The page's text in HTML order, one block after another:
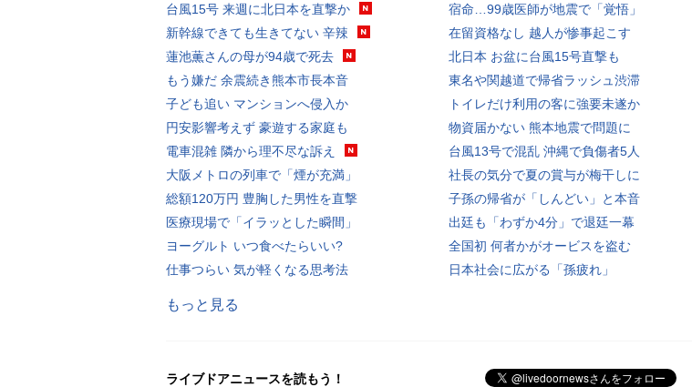
台風15号 来週に北日本を直撃か
新幹線できても生きてない 辛辣
蓮池薫さんの母が94歳で死去
もう嫌だ 余震続き熊本市長本音
子ども追い マンションへ侵入か
円安影響考えず 豪遊する家庭も
電車混雑 隣から理不尽な訴え
大阪メトロの列車で「煙が充満」
総額120万円 豊胸した男性を直撃
医療現場で「イラッとした瞬間」
ヨーグルト いつ食べたらいい?
仕事つらい 気が軽くなる思考法
宿命…99歳医師が地震で「覚悟」
在留資格なし 越人が惨事起こす
北日本 お盆に台風15号直撃も
東名や関越道で帰省ラッシュ渋滞
トイレだけ利用の客に強要未遂か
物資届かない 熊本地震で問題に
台風13号で混乱 沖縄で負傷者5人
社長の気分で夏の賞与が梅干しに
子孫の帰省が「しんどい」と本音
出廷も「わずか4分」で退廷一幕
全国初 何者かがオービスを盗む
日本社会に広がる「孫疲れ」
もっと見る
ライブドアニュースを読もう！